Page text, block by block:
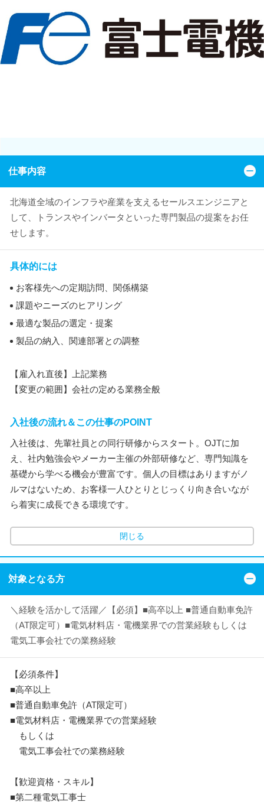
仕事内容
北海道全域のインフラや産業を支えるセールスエンジニアと
して、トランスやインバータといった専門製品の提案をお任
せします。
具体的には
お客様先への定期訪問、関係構築
課題やニーズのヒアリング
最適な製品の選定・提案
製品の納入、関連部署との調整
【雇入れ直後】上記業務
【変更の範囲】会社の定める業務全般
入社後の流れ＆この仕事のPOINT
入社後は、先輩社員との同行研修からスタート。OJTに加
え、社内勉強会やメーカー主催の外部研修など、専門知識を
基礎から学べる機会が豊富です。個人の目標はありますがノ
ルマはないため、お客様一人ひとりとじっくり向き合いなが
ら着実に成長できる環境です。
閉じる
対象となる方
＼経験を活かして活躍／【必須】■高卒以上 ■普通自動車免許
（AT限定可）■電気材料店・電機業界での営業経験もしくは
電気工事会社での業務経験
【必須条件】
■高卒以上
■普通自動車免許（AT限定可）
■電気材料店・電機業界での営業経験
もしくは
電気工事会社での業務経験
【歓迎資格・スキル】
■第二種電気工事士